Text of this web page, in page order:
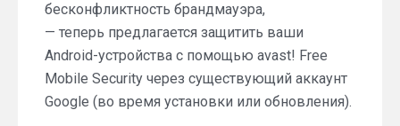
бесконфликтность брандмауэра,
— теперь предлагается защитить ваши
Android-устройства с помощью avast! Free
Mobile Security через существующий аккаунт
Google (во время установки или обновления).